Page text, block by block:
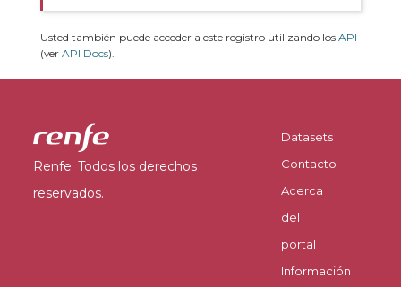
Usted también puede acceder a este registro utilizando los API
(ver API Docs).
Renfe. Todos los derechos
reservados.
Datasets
Contacto
Acerca
del
portal
Información